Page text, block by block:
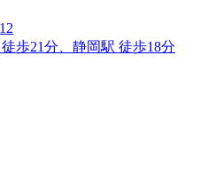
歩21分、静岡駅 徒歩18分